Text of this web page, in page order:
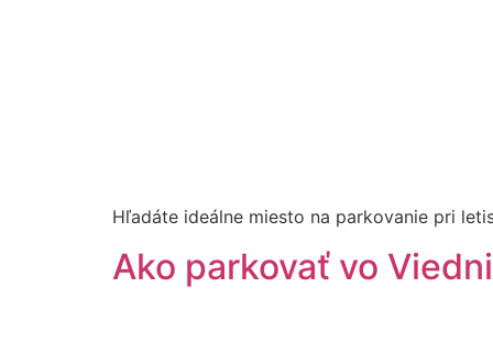
Hľadáte ideálne miesto na parkovanie pri
Ako parkovať vo